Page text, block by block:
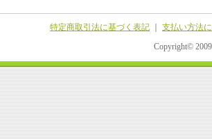
特定商取引法に基づく表記
支払い方法
Copyright©